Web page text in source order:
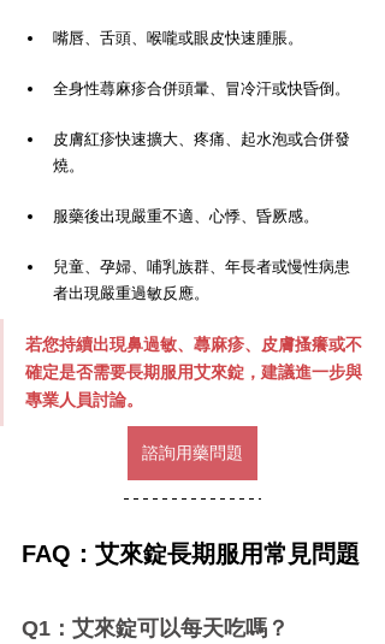
嘴唇、舌頭、喉嚨或眼皮快速腫脹。
全身性蕁麻疹合併頭暈、冒冷汗或快昏倒。
皮膚紅疹快速擴大、疼痛、起水泡或合併發
燒。
服藥後出現嚴重不適、心悸、昏厥感。
兒童、孕婦、哺乳族群、年長者或慢性病患
者出現嚴重過敏反應。
若您持續出現鼻過敏、蕁麻疹、皮膚搔癢或不
確定是否需要長期服用艾來錠，建議進一步與
專業人員討論。
諮詢用藥問題
FAQ：艾來錠長期服用常見問題
Q1：艾來錠可以每天吃嗎？